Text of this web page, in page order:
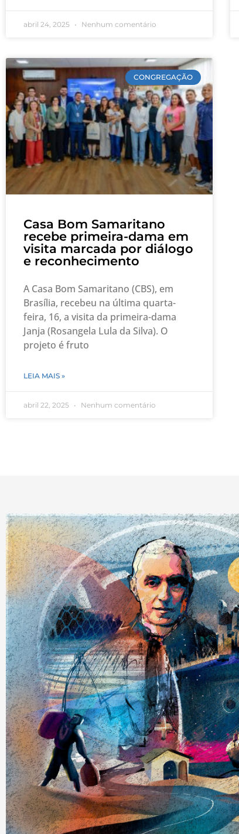
abril 24, 2025 Nenhum comentário
CONGREGAÇÃO
Casa Bom Samaritano
recebe primeira-dama em
visita marcada por diálogo
e reconhecimento
A Casa Bom Samaritano (CBS), em
Brasília, recebeu na última quarta-
feira, 16, a visita da primeira-dama
Janja (Rosangela Lula da Silva). O
projeto é fruto
LEIA MAIS »
abril 22, 2025 Nenhum comentário